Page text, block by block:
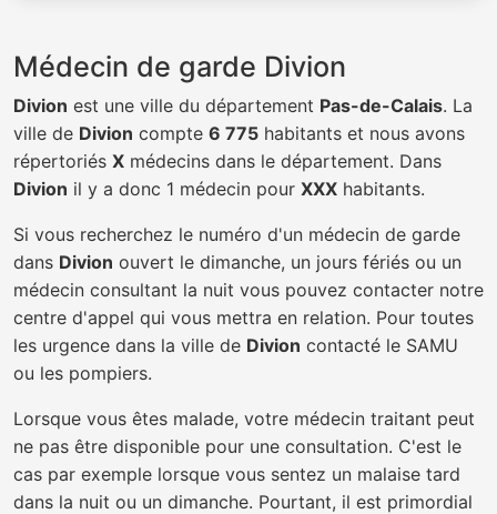
Médecin de garde Divion
Divion est une ville du département Pas-de-Calais. La
ville de Divion compte 6 775 habitants et nous avons
répertoriés X médecins dans le département. Dans
Divion il y a donc 1 médecin pour XXX habitants.
Si vous recherchez le numéro d'un médecin de garde
dans Divion ouvert le dimanche, un jours fériés ou un
médecin consultant la nuit vous pouvez contacter notre
centre d'appel qui vous mettra en relation. Pour toutes
les urgence dans la ville de Divion contacté le SAMU
ou les pompiers.
Lorsque vous êtes malade, votre médecin traitant peut
ne pas être disponible pour une consultation. C'est le
cas par exemple lorsque vous sentez un malaise tard
dans la nuit ou un dimanche. Pourtant, il est primordial